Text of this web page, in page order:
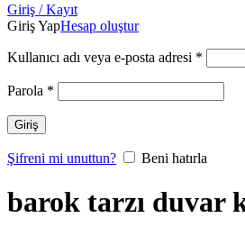
Giriş / Kayıt
Giriş YapHesap oluştur
Kullanıcı adı veya e-posta adresi *
Parola *
Giriş
Şifreni mi unuttun? Beni hatırla
barok tarzı duvar